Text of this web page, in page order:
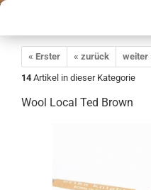
« Erster « zurück weiter
14 Artikel in dieser Kategorie
Wool Local Ted Brown